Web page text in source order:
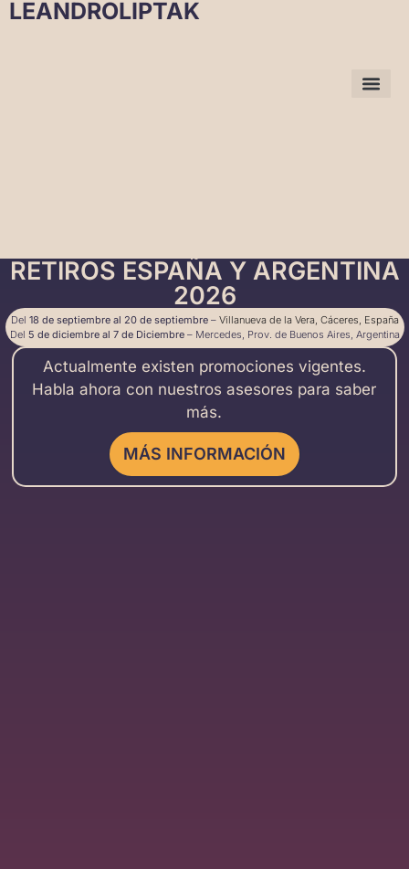
LEANDROLIPTAK
RETIROS ESPAÑA Y ARGENTINA
2026
Del 18 de septiembre al 20 de septiembre – Villanueva de la Vera, Cáceres, España
Del 5 de diciembre al 7 de Diciembre – Mercedes, Prov. de Buenos Aires, Argentina
Actualmente existen promociones vigentes.
Habla ahora con nuestros asesores para saber
más.
MÁS INFORMACIÓN